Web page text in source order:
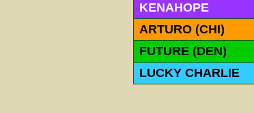
KENAHOPE
ARTURO (CHI)
FUTURE (DEN)
LUCKY CHARLIE